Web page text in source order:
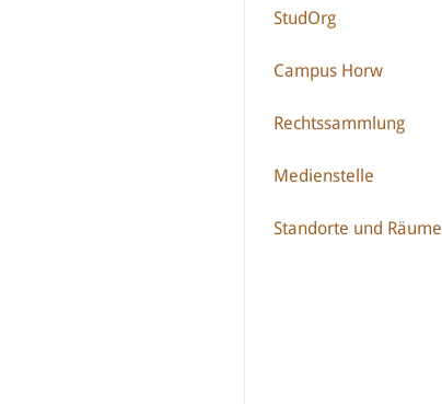
StudOrg
Campus Horw
Rechtssammlung
Medienstelle
Standorte und Räume